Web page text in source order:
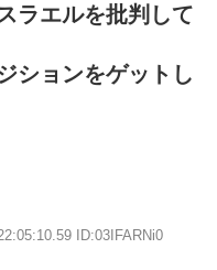
ラエルを批判して
ションをゲットし
ID:03IFARNi0